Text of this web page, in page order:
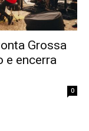
Grossa
e encerra
0